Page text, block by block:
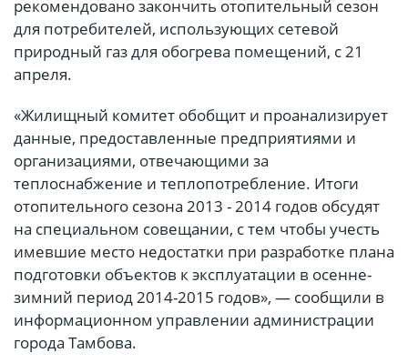
рекомендовано закончить отопительный сезон
для потребителей, использующих сетевой
природный газ для обогрева помещений, с 21
апреля.
«Жилищный комитет обобщит и проанализирует
данные, предоставленные предприятиями и
организациями, отвечающими за
теплоснабжение и теплопотребление. Итоги
отопительного сезона 2013 - 2014 годов обсудят
на специальном совещании, с тем чтобы учесть
имевшие место недостатки при разработке плана
подготовки объектов к эксплуатации в осенне-
зимний период 2014-2015 годов», — сообщили в
информационном управлении администрации
города Тамбова.